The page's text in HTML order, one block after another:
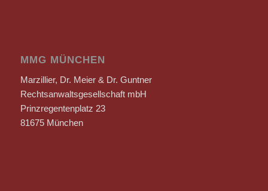
MMG MÜNCHEN
Marzillier, Dr. Meier & Dr. Guntner
Rechtsanwaltsgesellschaft mbH
Prinzregentenplatz 23
81675 München